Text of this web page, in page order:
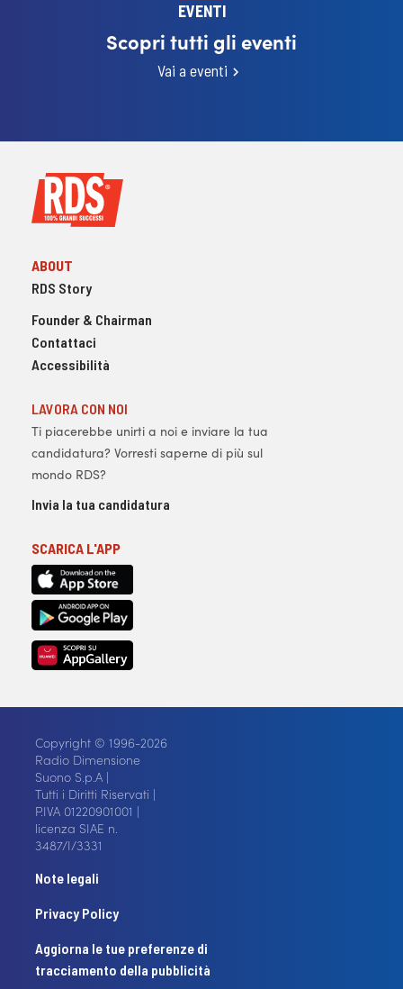
EVENTI
Scopri tutti gli eventi
Vai a eventi
ABOUT
RDS Story
Founder & Chairman
Contattaci
Accessibilità
LAVORA CON NOI
Ti piacerebbe unirti a noi e inviare la tua
candidatura? Vorresti saperne di più sul
mondo RDS?
Invia la tua candidatura
SCARICA L'APP
Copyright © 1996-2026
Radio Dimensione
Suono S.p.A |
Tutti i Diritti Riservati |
P.IVA 01220901001 |
licenza SIAE n.
3487/I/3331
Note legali
Privacy Policy
Aggiorna le tue preferenze di
tracciamento della pubblicità